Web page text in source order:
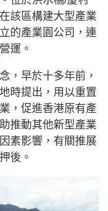
該區構建大型產業
的產業園公司，連
運。
，早於十多年前，
時提出，用以重置
，促進香港原有產
推動其他新型產業
素影響，有關推展
後。